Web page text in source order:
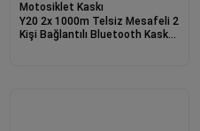
Motosiklet Kaskı
Y20 2x 1000m Telsiz Mesafeli 2
Kişi Bağlantılı Bluetooth Kask